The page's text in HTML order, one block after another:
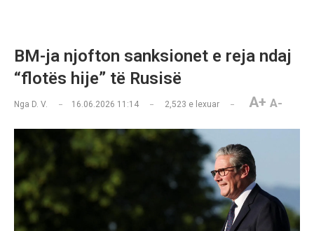
BM-ja njofton sanksionet e reja ndaj
“flotës hije” të Rusisë
Nga D. V. 16.06.2026 11:14 2,523 e lexuar A+ A-